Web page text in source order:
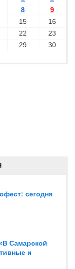
8
9
15
16
22
23
29
30
сегодня
Самарской
и